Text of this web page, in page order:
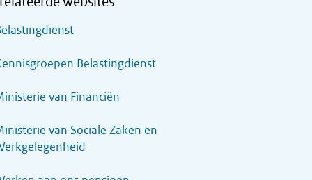
Belastingdienst
van Financiën
van Sociale Zaken en